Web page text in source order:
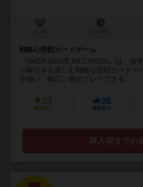
戦略心理戦カードゲーム
『OVER DRIVE RE:CROSS』は、相
ら駆引きを楽しむ戦略心理戦カードゲ
が揃い、幅広い層がプレイできる...
33
興味あり
26
経験あり
再入荷までお